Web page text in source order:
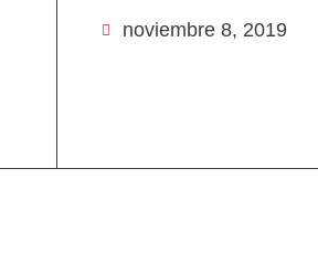
noviembre 8, 2019